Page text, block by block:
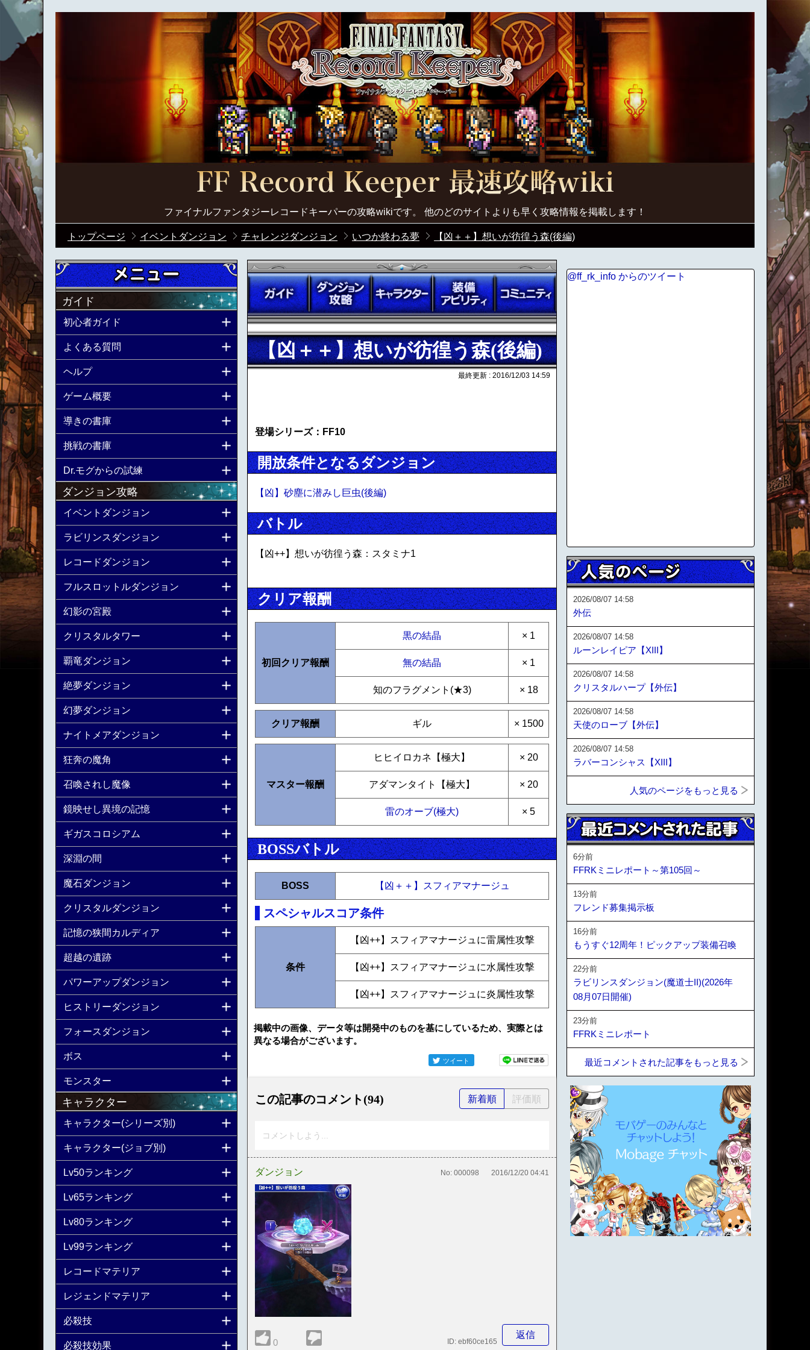
ファイナルファンタジーレコードキーパーの攻略wikiです。 他のどのサイトよりも早く攻略情報を掲載します！
トップページ イベントダンジョン チャレンジダンジョン いつか終わる夢 【凶＋＋】想いが彷徨う森(後編)
【凶＋＋】想いが彷徨う森(後編)
最終更新 : 2016/12/03 14:59
登場シリーズ：FF10
開放条件となるダンジョン
【凶】砂塵に潜みし巨虫(後編)
バトル
【凶++】想いが彷徨う森：スタミナ1
クリア報酬
初回クリア報酬
黒の結晶 × 1
無の結晶 × 1
知のフラグメント(★3) × 18
クリア報酬 ギル × 1500
マスター報酬
ヒヒイロカネ【極大】 × 20
アダマンタイト【極大】 × 20
雷のオーブ(極大) × 5
BOSSバトル
BOSS 【凶＋＋】スフィアマナージュ
スペシャルスコア条件
条件
【凶++】スフィアマナージュに雷属性攻撃
【凶++】スフィアマナージュに水属性攻撃
【凶++】スフィアマナージュに炎属性攻撃
掲載中の画像、データ等は開発中のものを基にしているため、実際とは
異なる場合がございます。
ツイート
この記事のコメント(94) 新着順 評価順
コメントしよう...
ダンジョン No: 000098 2016/12/20 04:41
0
返信
ID: ebf60ce165
ガイド
初心者ガイド
よくある質問
ヘルプ
ゲーム概要
導きの書庫
挑戦の書庫
Dr.モグからの試練
ダンジョン攻略
イベントダンジョン
ラビリンスダンジョン
レコードダンジョン
フルスロットルダンジョン
幻影の宮殿
クリスタルタワー
覇竜ダンジョン
絶夢ダンジョン
幻夢ダンジョン
ナイトメアダンジョン
狂奔の魔角
召喚されし魔像
鏡映せし異境の記憶
ギガスコロシアム
深淵の間
魔石ダンジョン
クリスタルダンジョン
記憶の狭間カルディア
超越の遺跡
パワーアップダンジョン
ヒストリーダンジョン
フォースダンジョン
ボス
モンスター
キャラクター
キャラクター(シリーズ別)
キャラクター(ジョブ別)
Lv50ランキング
Lv65ランキング
Lv80ランキング
Lv99ランキング
レコードマテリア
レジェンドマテリア
必殺技
必殺技効果
@ff_rk_info からのツイート
2026/08/07 14:58
外伝
2026/08/07 14:58
ルーンレイピア【XIII】
2026/08/07 14:58
クリスタルハープ【外伝】
2026/08/07 14:58
天使のローブ【外伝】
2026/08/07 14:58
ラバーコンシャス【XIII】
人気のページをもっと見る
6分前
FFRKミニレポート～第105回～
13分前
フレンド募集掲示板
16分前
もうすぐ12周年！ピックアップ装備召喚
22分前
ラビリンスダンジョン(魔道士II)(2026年
08月07日開催)
23分前
FFRKミニレポート
最近コメントされた記事をもっと見る